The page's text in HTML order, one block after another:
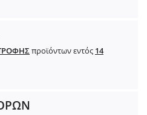
προϊόντων εντός 14